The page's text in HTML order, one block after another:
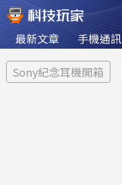
最新文章 手機通訊
Sony紀念耳機開箱